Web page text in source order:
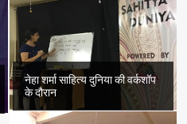
नेहा शर्मा साहित्य दुनिया की वर्कशॉप
के दौरान